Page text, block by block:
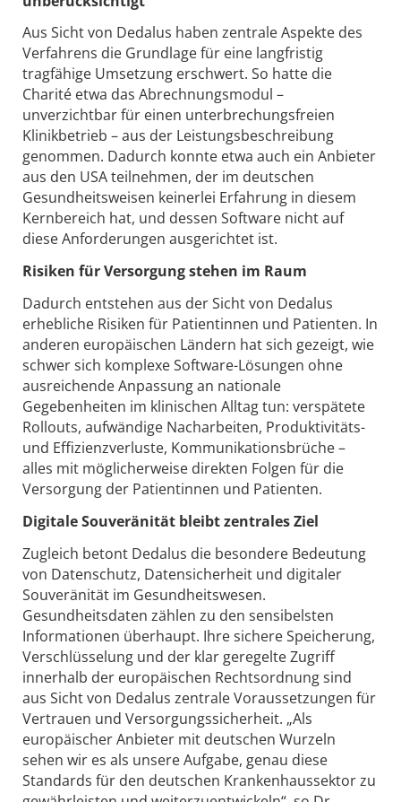
Aus Sicht von Dedalus haben zentrale Aspekte des
Verfahrens die Grundlage für eine langfristig
tragfähige Umsetzung erschwert. So hatte die
Charité etwa das Abrechnungsmodul –
unverzichtbar für einen unterbrechungsfreien
Klinikbetrieb – aus der Leistungsbeschreibung
genommen. Dadurch konnte etwa auch ein Anbieter
aus den USA teilnehmen, der im deutschen
Gesundheitsweisen keinerlei Erfahrung in diesem
Kernbereich hat, und dessen Software nicht auf
diese Anforderungen ausgerichtet ist.
Risiken für Versorgung stehen im Raum
Dadurch entstehen aus der Sicht von Dedalus
erhebliche Risiken für Patientinnen und Patienten. In
anderen europäischen Ländern hat sich gezeigt, wie
schwer sich komplexe Software-Lösungen ohne
ausreichende Anpassung an nationale
Gegebenheiten im klinischen Alltag tun: verspätete
Rollouts, aufwändige Nacharbeiten, Produktivitäts-
und Effizienzverluste, Kommunikationsbrüche –
alles mit möglicherweise direkten Folgen für die
Versorgung der Patientinnen und Patienten.
Digitale Souveränität bleibt zentrales Ziel
Zugleich betont Dedalus die besondere Bedeutung
von Datenschutz, Datensicherheit und digitaler
Souveränität im Gesundheitswesen.
Gesundheitsdaten zählen zu den sensibelsten
Informationen überhaupt. Ihre sichere Speicherung,
Verschlüsselung und der klar geregelte Zugriff
innerhalb der europäischen Rechtsordnung sind
aus Sicht von Dedalus zentrale Voraussetzungen für
Vertrauen und Versorgungssicherheit. „Als
europäischer Anbieter mit deutschen Wurzeln
sehen wir es als unsere Aufgabe, genau diese
Standards für den deutschen Krankenhaussektor zu